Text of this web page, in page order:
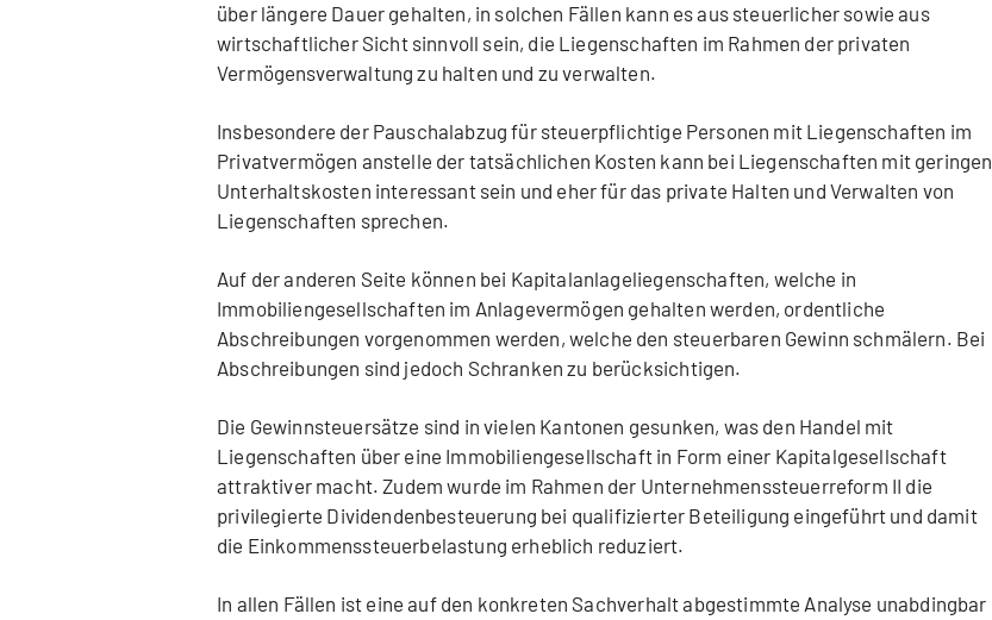
über längere Dauer gehalten, in solchen Fällen kann es aus steuerlicher sowie aus
wirtschaftlicher Sicht sinnvoll sein, die Liegenschaften im Rahmen der privaten
Vermögensverwaltung zu halten und zu verwalten.
Insbesondere der Pauschalabzug für steuerpflichtige Personen mit Liegenschaften im
Privatvermögen anstelle der tatsächlichen Kosten kann bei Liegenschaften mit geringen
Unterhaltskosten interessant sein und eher für das private Halten und Verwalten von
Liegenschaften sprechen.
Auf der anderen Seite können bei Kapitalanlageliegenschaften, welche in
Immobiliengesellschaften im Anlagevermögen gehalten werden, ordentliche
Abschreibungen vorgenommen werden, welche den steuerbaren Gewinn schmälern. Bei
Abschreibungen sind jedoch Schranken zu berücksichtigen.
Die Gewinnsteuersätze sind in vielen Kantonen gesunken, was den Handel mit
Liegenschaften über eine Immobiliengesellschaft in Form einer Kapitalgesellschaft
attraktiver macht. Zudem wurde im Rahmen der Unternehmenssteuerreform II die
privilegierte Dividendenbesteuerung bei qualifizierter Beteiligung eingeführt und damit
die Einkommenssteuerbelastung erheblich reduziert.
In allen Fällen ist eine auf den konkreten Sachverhalt abgestimmte Analyse unabdingbar